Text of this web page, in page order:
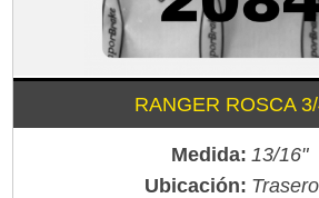
RANGER ROSCA
Medida: 13/16"
Ubicación: Trasero